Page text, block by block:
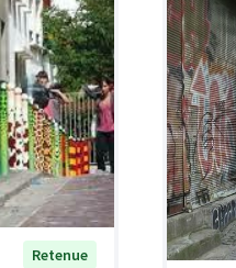
Retenue